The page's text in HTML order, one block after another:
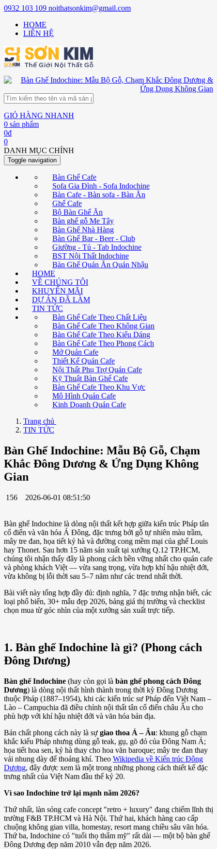
0932 103 109 noithatsonkim@gmail.com
HOME
LIÊN HỆ
GIỎ HÀNG NHANH
0 sản phẩm
0đ
0
DANH MỤC CHÍNH
Toggle navigation
Bàn Ghế Cafe
Sofa Gia Đình - Sofa Indochine
Bàn Cafe - Bàn sofa - Bàn Ăn
Ghế Cafe
Bộ Bàn Ghế Ăn
Bàn ghế gỗ Me Tây
Bàn Ghế Nhà Hàng
Bàn Ghế Bar - Beer - Club
Giường - Tủ - Tab Indochine
BST Nội Thất Indochine
Bàn Ghế Quán Ăn Quán Nhậu
HOME
VỀ CHÚNG TÔI
KHUYẾN MÃI
DỰ ÁN ĐÃ LÀM
TIN TỨC
Bàn Ghế Cafe Theo Chất Liệu
Bàn Ghế Cafe Theo Không Gian
Bàn Ghế Cafe Theo Kiểu Dáng
Bàn Ghế Cafe Theo Phong Cách
Mở Quán Cafe
Thiết Kế Quán Cafe
Nội Thất Phụ Trợ Quán Cafe
Kỹ Thuật Bàn Ghế Cafe
Bàn Ghế Cafe Theo Khu Vực
Mô Hình Quán Cafe
Kinh Doanh Quán Cafe
Trang chủ
TIN TỨC
Bàn Ghế Indochine: Mẫu Bộ Gỗ, Chạm
Khắc Đông Dương & Ứng Dụng Không
Gian
156 2026-06-01 08:51:50
Bàn ghế Indochine là dòng nội thất kết hợp giữa kiến trúc Pháp tân
cổ điển và văn hóa Á Đông, đặc trưng bởi gỗ tự nhiên màu trầm,
mây tre đan, họa tiết kỷ hà và đường cong mềm mại của ghế Louis
hay Thonet. Sau hơn 15 năm sản xuất tại xưởng Q.12 TP.HCM,
chúng tôi nhận thấy đây là phong cách bền vững nhất cho quán cafe
và phòng khách Việt — vừa sang trọng, vừa hợp khí hậu nhiệt đới,
vừa không bị lỗi thời sau 5–7 năm như các trend nhất thời.
Bài viết này tổng hợp đầy đủ: định nghĩa, 7 đặc trưng nhận biết, các
loại phổ biến, 30+ mẫu đẹp 2026, bảng giá thị trường và checklist
chọn mua từ góc nhìn của một xưởng sản xuất trực tiếp.
1. Bàn ghế Indochine là gì? (Phong cách
Đông Dương)
Bàn ghế Indochine (hay còn gọi là bàn ghế phong cách Đông
Dương) là dòng nội thất hình thành trong thời kỳ Đông Dương
thuộc Pháp (1887–1954), khi các kiến trúc sư Pháp đến Việt Nam –
Lào – Campuchia đã điều chỉnh nội thất tân cổ điển châu Âu cho
phù hợp với khí hậu nhiệt đới và văn hóa bản địa.
Bản chất phong cách này là sự giao thoa Á – Âu: khung gỗ chạm
khắc kiểu Pháp nhưng dùng gỗ teak, gụ, gõ đỏ của Đông Nam Á;
họa tiết hoa sen, kỷ hà thay cho hoa văn baroque; mây tre đan thay
vải nhung dày để thoáng khí. Theo Wikipedia về Kiến trúc Đông
Dương, đây được xem là một trong những phong cách thiết kế đặc
trưng nhất của Việt Nam đầu thế kỷ 20.
Vì sao Indochine trở lại mạnh năm 2026?
Thứ nhất, làn sóng cafe concept "retro + luxury" đang chiếm lĩnh thị
trường F&B TP.HCM và Hà Nội. Thứ hai, khách hàng cao cấp
chuộng không gian villa, homestay, resort mang chiều sâu văn hóa.
Thứ ba, Indochine có "tuổi thọ thẩm mỹ" rất dài — một bộ bàn ghế
Đông Dương đẹp năm 2010 vẫn đẹp năm 2026.